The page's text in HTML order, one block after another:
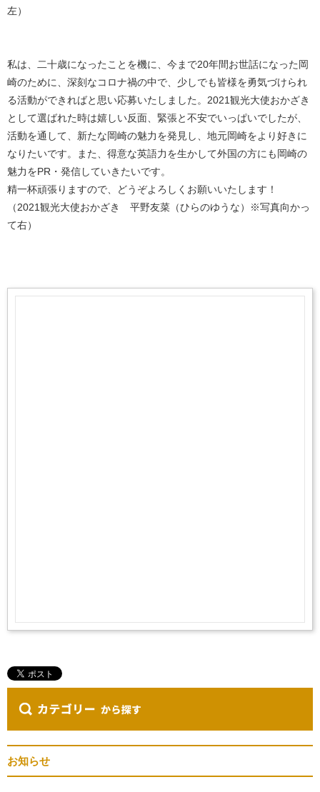
左）
私は、二十歳になったことを機に、今まで20年間お世話になった岡
崎のために、深刻なコロナ禍の中で、少しでも皆様を勇気づけられ
る活動ができればと思い応募いたしました。2021観光大使おかざき
として選ばれた時は嬉しい反面、緊張と不安でいっぱいでしたが、
活動を通して、新たな岡崎の魅力を発見し、地元岡崎をより好きに
なりたいです。また、得意な英語力を生かして外国の方にも岡崎の
魅力をPR・発信していきたいです。
精一杯頑張りますので、どうぞよろしくお願いいたします！
（2021観光大使おかざき 平野友菜（ひらのゆうな）※写真向かっ
て右）
お知らせ